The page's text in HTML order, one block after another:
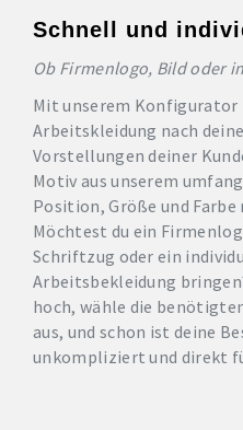
Schnell und
Ob Firmenlogo, Bild oder
Mit unserem Konfigurator
Arbeitskleidung nach
Vorstellungen deiner
Motiv aus unserem
Position, Größe und
Möchtest du ein
Schriftzug oder ein
Arbeitsbekleidung
hoch, wähle die
aus, und schon ist deine
unkompliziert und direkt